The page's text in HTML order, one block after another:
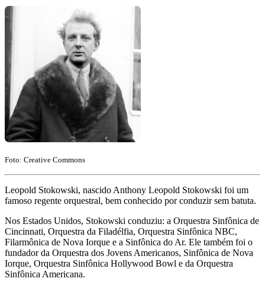
Foto: Creative Commons
Leopold Stokowski, nascido Anthony Leopold Stokowski foi um
famoso regente orquestral, bem conhecido por conduzir sem batuta.
Nos Estados Unidos, Stokowski conduziu: a Orquestra Sinfônica de
Cincinnati, Orquestra da Filadélfia, Orquestra Sinfônica NBC,
Filarmônica de Nova Iorque e a Sinfônica do Ar. Ele também foi o
fundador da Orquestra dos Jovens Americanos, Sinfônica de Nova
Iorque, Orquestra Sinfônica Hollywood Bowl e da Orquestra
Sinfônica Americana.